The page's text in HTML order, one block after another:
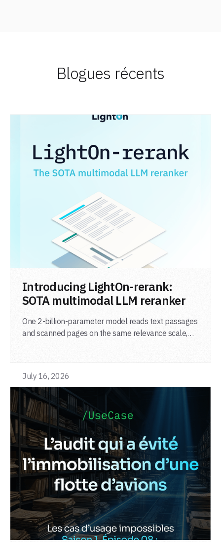
Blogues récents
LIRE L'ARTICLE
Introducing LightOn-rerank:
SOTA multimodal LLM reranker
One 2-billion-parameter model reads text passages
and scanned pages on the same relevance scale,
July 16, 2026